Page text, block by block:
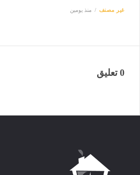
غير مصنف منذ يومين
0 تعليق